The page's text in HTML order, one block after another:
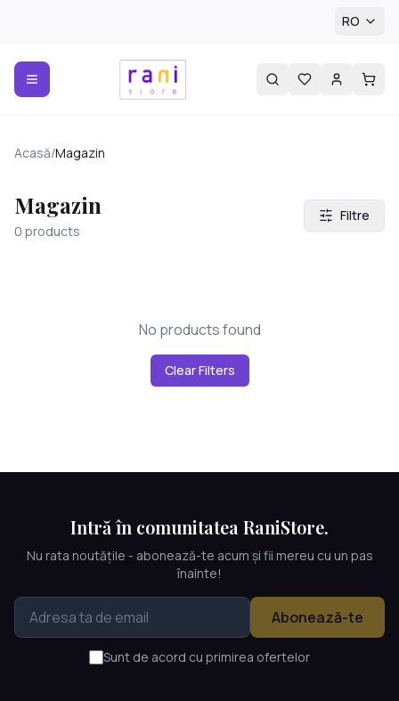
RO
Acasă/Magazin
Magazin
0 products
Filtre
No products found
Clear Filters
Intră în comunitatea RaniStore.
Nu rata noutățile - abonează-te acum și fii mereu cu un pas
înainte!
Abonează-te
Sunt de acord cu primirea ofertelor